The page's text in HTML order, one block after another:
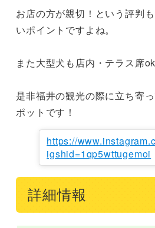
お店の方が親切！という評判
いポイントですよね。
また大型犬も店内・テラス席ok
是非福井の観光の際に立ち寄
ポットです！
https://
igshid=1qp5wttugemoi
詳細情報